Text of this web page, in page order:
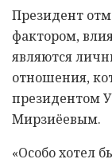
Президент
фактором,
являются
отношения,
президентом
Мирзиёевым.
«Особо хотел